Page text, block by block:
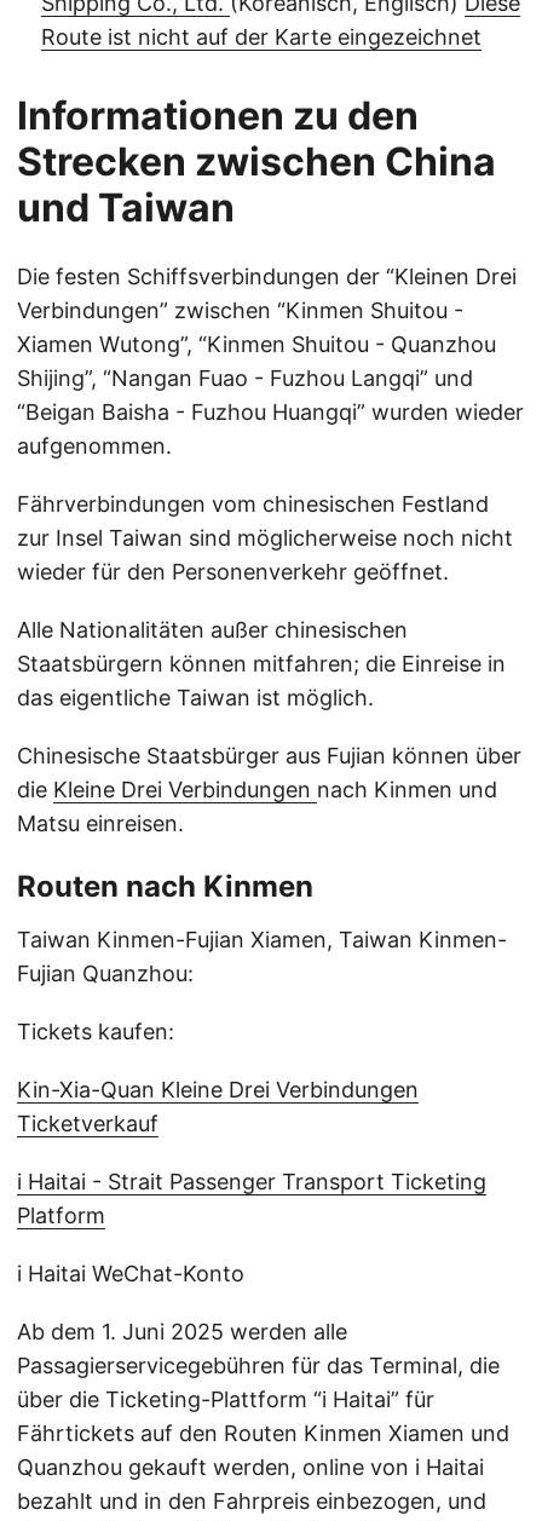
Route ist nicht auf der Karte eingezeichnet
Informationen zu den
Strecken zwischen China
und Taiwan
Die festen Schiffsverbindungen der “Kleinen Drei
Verbindungen” zwischen “Kinmen Shuitou -
Xiamen Wutong”, “Kinmen Shuitou - Quanzhou
Shijing”, “Nangan Fuao - Fuzhou Langqi” und
“Beigan Baisha - Fuzhou Huangqi” wurden wieder
aufgenommen.
Fährverbindungen vom chinesischen Festland
zur Insel Taiwan sind möglicherweise noch nicht
wieder für den Personenverkehr geöffnet.
Alle Nationalitäten außer chinesischen
Staatsbürgern können mitfahren; die Einreise in
das eigentliche Taiwan ist möglich.
Chinesische Staatsbürger aus Fujian können über
die Kleine Drei Verbindungen nach Kinmen und
Matsu einreisen.
Routen nach Kinmen
Taiwan Kinmen-Fujian Xiamen, Taiwan Kinmen-
Fujian Quanzhou:
Tickets kaufen:
Kin-Xia-Quan Kleine Drei Verbindungen
Ticketverkauf
i Haitai - Strait Passenger Transport Ticketing
Platform
i Haitai WeChat-Konto
Ab dem 1. Juni 2025 werden alle
Passagierservicegebühren für das Terminal, die
über die Ticketing-Plattform “i Haitai” für
Fährtickets auf den Routen Kinmen Xiamen und
Quanzhou gekauft werden, online von i Haitai
bezahlt und in den Fahrpreis einbezogen, und